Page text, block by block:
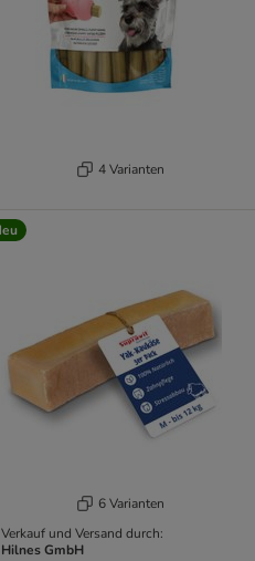
4 Varianten
6 Varianten
Verkauf und Versand durch:
Hilnes GmbH